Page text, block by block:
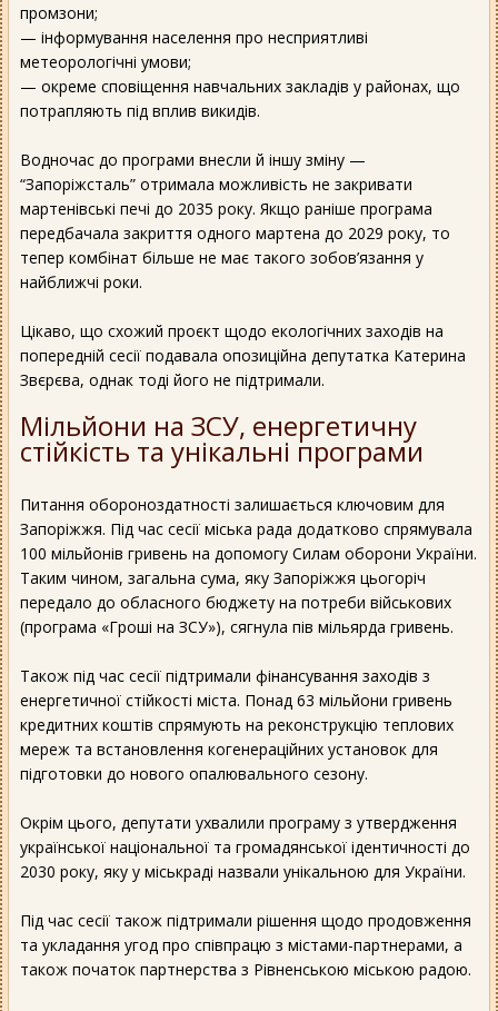
промзони;
— інформування населення про несприятливі
метеорологічні умови;
— окреме сповіщення навчальних закладів у районах, що
потрапляють під вплив викидів.
Водночас до програми внесли й іншу зміну —
“Запоріжсталь” отримала можливість не закривати
мартенівські печі до 2035 року. Якщо раніше програма
передбачала закриття одного мартена до 2029 року, то
тепер комбінат більше не має такого зобов’язання у
найближчі роки.
Цікаво, що схожий проєкт щодо екологічних заходів на
попередній сесії подавала опозиційна депутатка Катерина
Звєрєва, однак тоді його не підтримали.
Мільйони на ЗСУ, енергетичну
стійкість та унікальні програми
Питання обороноздатності залишається ключовим для
Запоріжжя. Під час сесії міська рада додатково спрямувала
100 мільйонів гривень на допомогу Силам оборони України.
Таким чином, загальна сума, яку Запоріжжя цьогоріч
передало до обласного бюджету на потреби військових
(програма «Гроші на ЗСУ»), сягнула пів мільярда гривень.
Також під час сесії підтримали фінансування заходів з
енергетичної стійкості міста. Понад 63 мільйони гривень
кредитних коштів спрямують на реконструкцію теплових
мереж та встановлення когенераційних установок для
підготовки до нового опалювального сезону.
Окрім цього, депутати ухвалили програму з утвердження
української національної та громадянської ідентичності до
2030 року, яку у міськраді назвали унікальною для України.
Під час сесії також підтримали рішення щодо продовження
та укладання угод про співпрацю з містами-партнерами, а
також початок партнерства з Рівненською міською радою.